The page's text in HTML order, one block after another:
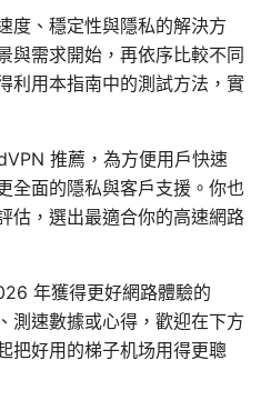
度、穩定性與隱私的解決方
與需求開始，再依序比較不同
利用本指南中的測試方法，實
推薦，為方便用戶快速
全面的隱私與客戶支援。你也
估，選出最適合你的高速網路
年獲得更好網路體驗的
測速數據或心得，歡迎在下方
把好用的梯子机场用得更聰